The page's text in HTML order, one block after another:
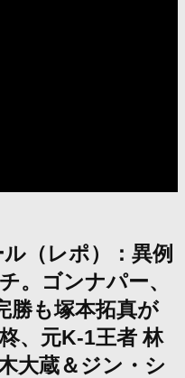
（レポ）：異例
。ゴンナパー、
勝も塚本拓真が
、元K-1王者 林
大蔵＆ジン・シ